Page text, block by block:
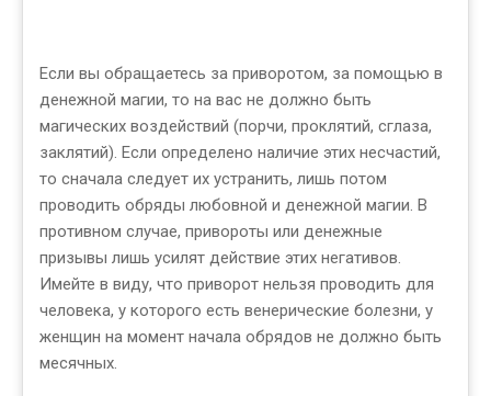
Если вы обращаетесь за приворотом, за помощью в
денежной магии, то на вас не должно быть
магических воздействий (порчи, проклятий, сглаза,
заклятий). Если определено наличие этих несчастий,
то сначала следует их устранить, лишь потом
проводить обряды любовной и денежной магии. В
противном случае, привороты или денежные
призывы лишь усилят действие этих негативов.
Имейте в виду, что приворот нельзя проводить для
человека, у которого есть венерические болезни, у
женщин на момент начала обрядов не должно быть
месячных.